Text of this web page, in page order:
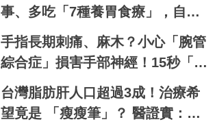
事、多吃「7種養胃食療」，自癒
「胃食道逆流」不求人！
手指長期刺痛、麻木？小心「腕管
綜合症」損害手部神經！15秒「手
部伸展」這樣練，別讓身體空
「腕」惜！
台灣脂肪肝人口超過3成！治療希
望竟是 「瘦瘦筆」？ 醫證實：有